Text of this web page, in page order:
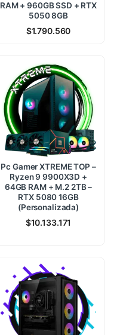
RAM + 960GB SSD + RTX
5050 8GB
$1.790.560
Pc Gamer XTREME TOP –
Ryzen 9 9900X3D +
64GB RAM + M.2 2TB –
RTX 5080 16GB
(Personalizada)
$10.133.171